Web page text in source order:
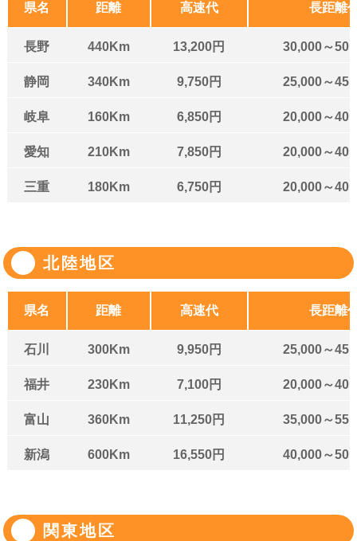
県名 距離 高速代 長距離
長野 440Km 13,200円 30,000～
静岡 340Km 9,750円 25,000～
岐阜 160Km 6,850円 20,000～
愛知 210Km 7,850円 20,000～
三重 180Km 6,750円 20,000～
北陸地区
県名 距離 高速代 長距離
石川 300Km 9,950円 25,000～
福井 230Km 7,100円 20,000～
富山 360Km 11,250円 35,000～
新潟 600Km 16,550円 40,000～
関東地区